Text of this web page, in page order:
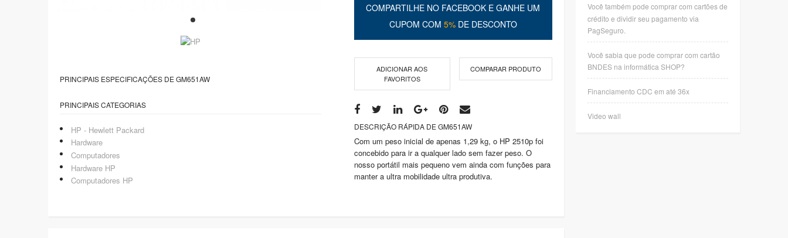
PRINCIPAIS ESPECIFICAÇÕES DE GM651AW
PRINCIPAIS CATEGORIAS
HP - Hewlett Packard
Hardware
Computadores
Hardware HP
Computadores HP
COMPARTILHE NO FACEBOOK E GANHE UM
CUPOM COM 5%DE DESCONTO
ADICIONAR AOS
FAVORITOS
COMPARAR PRODUTO
DESCRIÇÃO RÁPIDA DE GM651AW
Com um peso inicial de apenas 1,29 kg, o HP 2510p foi
concebido para ir a qualquer lado sem fazer peso. O
nosso portátil mais pequeno vem ainda com funções para
manter a ultra mobilidade ultra produtiva.
Você também pode comprar com cartões de
crédito e dividir seu pagamento via
PagSeguro.
Você sabia que pode comprar com cartão
BNDES na informática SHOP?
Financiamento CDC em até 36x
Video wall